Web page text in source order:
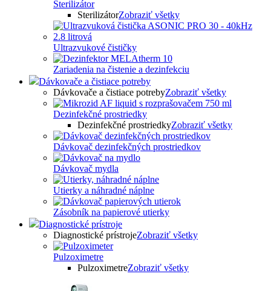
Sterilizátor
SterilizátorZobraziť všetky
Ultrazvukové čističky
Zariadenia na čistenie a dezinfekciu
Dávkovače a čistiace potreby
Dávkovače a čistiace potrebyZobraziť všetky
Dezinfekčné prostriedky
Dezinfekčné prostriedkyZobraziť všetky
Dávkovač dezinfekčných prostriedkov
Dávkovač mydla
Utierky a náhradné náplne
Zásobník na papierové utierky
Diagnostické prístroje
Diagnostické prístrojeZobraziť všetky
Pulzoximetre
PulzoximetreZobraziť všetky